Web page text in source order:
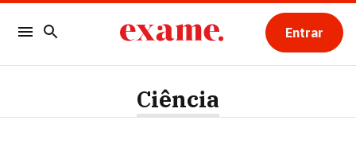
Entrar
Ciência